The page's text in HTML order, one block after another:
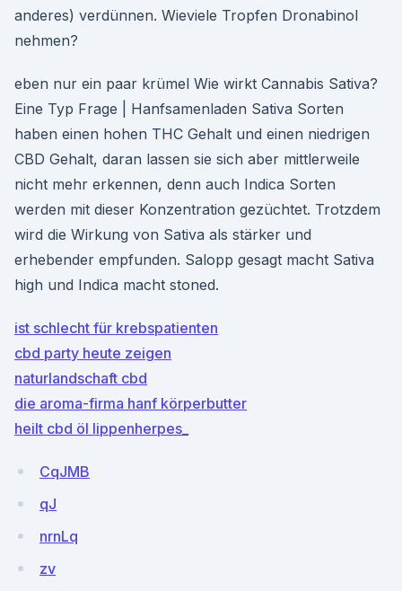
anderes) verdünnen. Wieviele Tropfen Dronabinol
nehmen?
eben nur ein paar krümel Wie wirkt Cannabis Sativa?
Eine Typ Frage | Hanfsamenladen Sativa Sorten
haben einen hohen THC Gehalt und einen niedrigen
CBD Gehalt, daran lassen sie sich aber mittlerweile
nicht mehr erkennen, denn auch Indica Sorten
werden mit dieser Konzentration gezüchtet. Trotzdem
wird die Wirkung von Sativa als stärker und
erhebender empfunden. Salopp gesagt macht Sativa
high und Indica macht stoned.
ist schlecht für krebspatienten
cbd party heute zeigen
naturlandschaft cbd
die aroma-firma hanf körperbutter
heilt cbd öl lippenherpes_
CqJMB
qJ
nrnLq
zv